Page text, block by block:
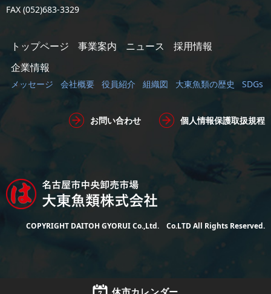
FAX (052)683-3329
トップページ 事業案内 ニュース
採用情報
企業情報
メッセージ 会社概要 役員紹介 組織図 大東魚類の歴史 SDGs
お問い合わせ 個人情報保護取扱規程
COPYRIGHT DAITOH GYORUI Co.,Ltd. Co.LTD All Rights Reserved.
休市カレンダー